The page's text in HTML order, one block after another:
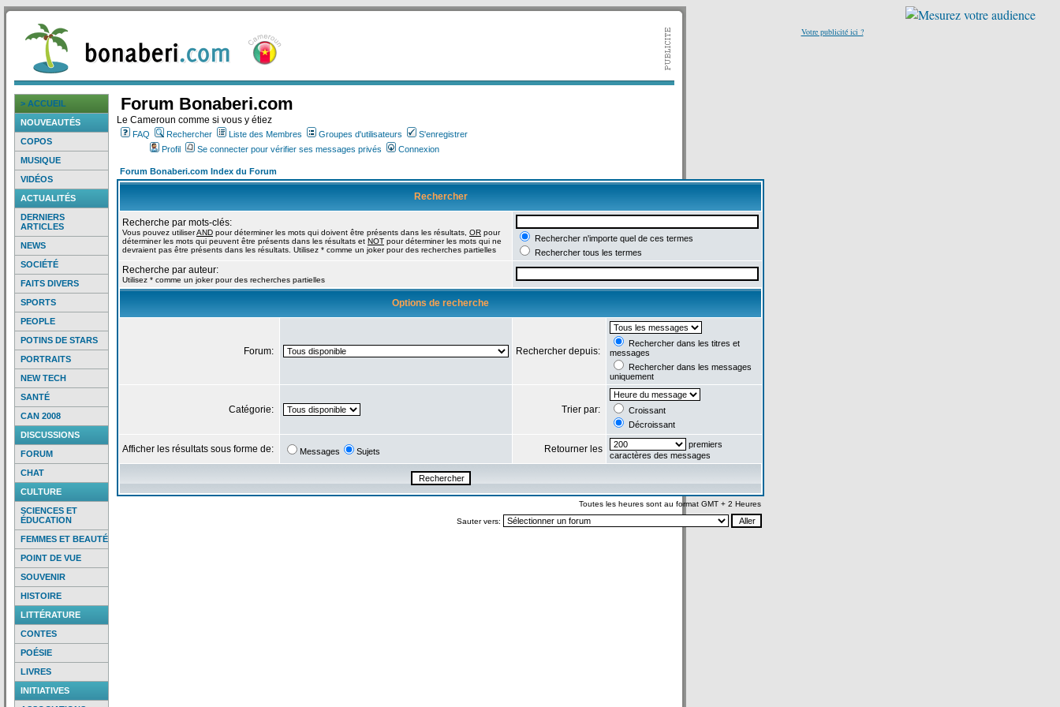
> ACCUEIL
NOUVEAUTÉS
COPOS
MUSIQUE
VIDÉOS
ACTUALITÉS
DERNIERS
ARTICLES
NEWS
SOCIÉTÉ
FAITS DIVERS
SPORTS
PEOPLE
POTINS DE STARS
PORTRAITS
NEW TECH
SANTÉ
CAN 2008
DISCUSSIONS
FORUM
CHAT
CULTURE
SCIENCES ET
ÉDUCATION
FEMMES ET BEAUTÉ
POINT DE VUE
SOUVENIR
HISTOIRE
LITTÉRATURE
CONTES
POÉSIE
LIVRES
INITIATIVES
Forum Bonaberi.com
Le Cameroun comme si vous y étiez
FAQ Rechercher Liste des Membres Groupes d'utilisateurs
S'enregistrer
Profil
Se connecter pour vérifier ses messages privés Connexion
Forum Bonaberi.com Index du Forum
Rechercher
Recherche par mots-clés:
Vous pouvez utiliserAND pour déterminer les mots qui doivent être présents dans les résultats, OR pour
déterminer les mots qui peuvent être présents dans les résultats et NOT pour déterminer les mots qui ne
devraient pas être présents dans les résultats. Utilisez * comme un joker pour des recherches partielles
Rechercher n'importe quel de ces termes
Rechercher tous les termes
Recherche par auteur:
Utilisez * comme un joker pour des recherches partielles
Options de recherche
Forum: Rechercher depuis:
Rechercher dans les titres et
messages
Rechercher dans les messages
uniquement
Catégorie: Trier par:
Croissant
Décroissant
Afficher les résultats sous forme de: Messages Sujets Retourner les
premiers
caractères des messages
Toutes les heures sont au format GMT + 2 Heures
Sauter vers:
Votre publicité ici ?